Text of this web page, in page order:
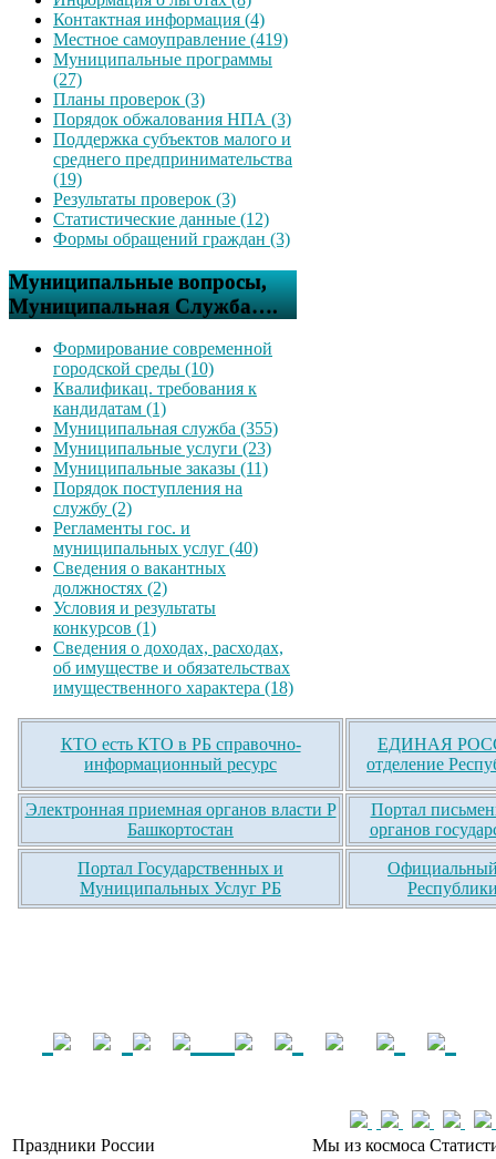
Контактная информация (4)
Местное самоуправление (419)
Муниципальные программы
(27)
Планы проверок (3)
Порядок обжалования НПА (3)
Поддержка субъектов малого и
среднего предпринимательства
(19)
Результаты проверок (3)
Статистические данные (12)
Формы обращений граждан (3)
Муниципальные вопросы,
Муниципальная Служба….
Формирование современной
городской среды (10)
Квалификац. требования к
кандидатам (1)
Муниципальная служба (355)
Муниципальные услуги (23)
Муниципальные заказы (11)
Порядок поступления на
службу (2)
Регламенты гос. и
муниципальных услуг (40)
Сведения о вакантных
должностях (2)
Условия и результаты
конкурсов (1)
Сведения о доходах, расходах,
об имуществе и обязательствах
имущественного характера (18)
КТО есть КТО в РБ справочно-
информационный ресурс
ЕДИНАЯ
отделение
Электронная приемная органов власти Р
Башкортостан
Портал
органов
Портал Государственных и
Муниципальных Услуг РБ
Официальный
Праздники России Мы из космоса